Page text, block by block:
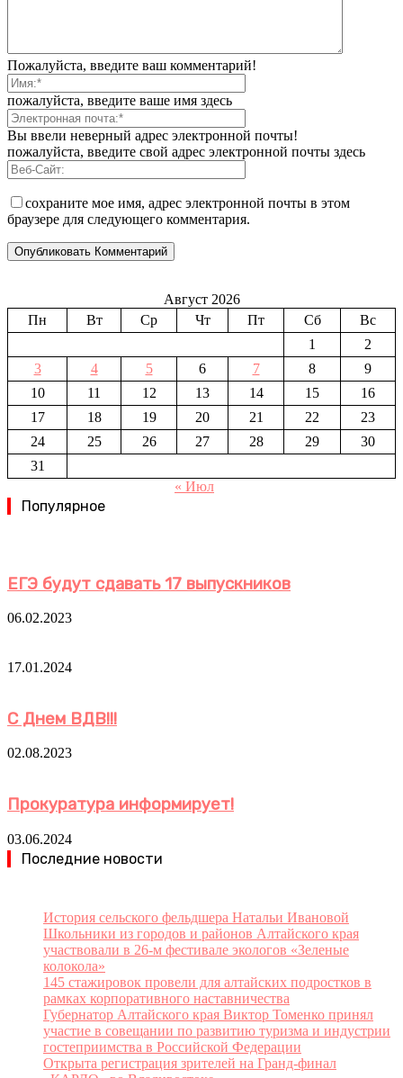
Пожалуйста, введите ваш комментарий!
пожалуйста, введите ваше имя здесь
Вы ввели неверный адрес электронной почты!
пожалуйста, введите свой адрес электронной почты здесь
сохраните мое имя, адрес электронной почты в этом
браузере для следующего комментария.
Август 2026
Пн
Вт Ср Чт Пт Сб
Вс
1
2
3
4 5 6 7 8
9
10
11 12 13 14 15
16
17
18 19 20 21 22
23
24
25 26 27 28 29
30
31
« Июл
Популярное
ЕГЭ будут сдавать 17 выпускников
06.02.2023
17.01.2024
С Днем ВДВ!!!
02.08.2023
Прокуратура информирует!
03.06.2024
Последние новости
История сельского фельдшера Натальи Ивановой
Школьники из городов и районов Алтайского края
участвовали в 26-м фестивале экологов «Зеленые
колокола»
145 стажировок провели для алтайских подростков в
рамках корпоративного наставничества
Губернатор Алтайского края Виктор Томенко принял
участие в совещании по развитию туризма и индустрии
гостеприимства в Российской Федерации
Открыта регистрация зрителей на Гранд-финал